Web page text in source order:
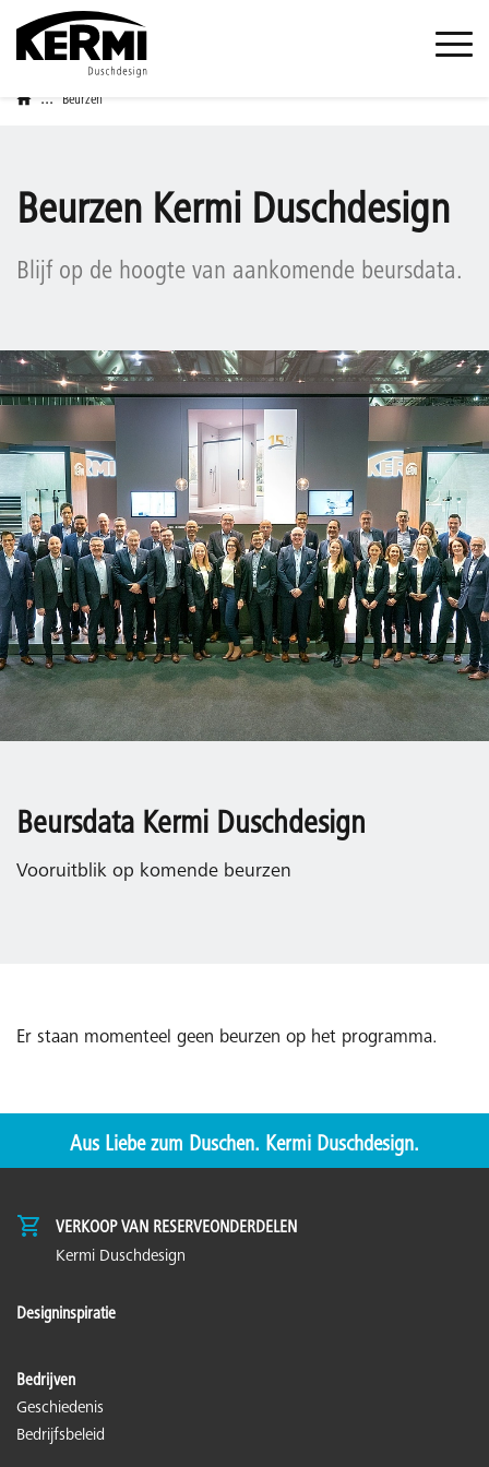
... Beurzen
Beurzen Kermi Duschdesign
Blijf op de hoogte van aankomende beursdata.
Beursdata Kermi Duschdesign
Vooruitblik op komende beurzen
Er staan momenteel geen beurzen op het programma.
Aus Liebe zum Duschen. Kermi Duschdesign.
VERKOOP VAN RESERVEONDERDELEN
Kermi Duschdesign
Designinspiratie
Bedrijven
Geschiedenis
Bedrijfsbeleid